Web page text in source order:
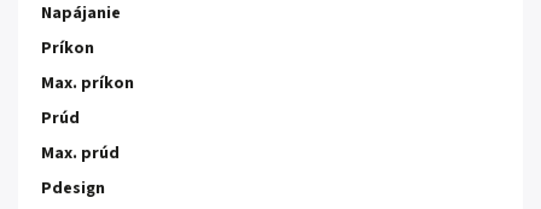
Napájanie
Príkon
Max. príkon
Prúd
Max. prúd
Pdesign